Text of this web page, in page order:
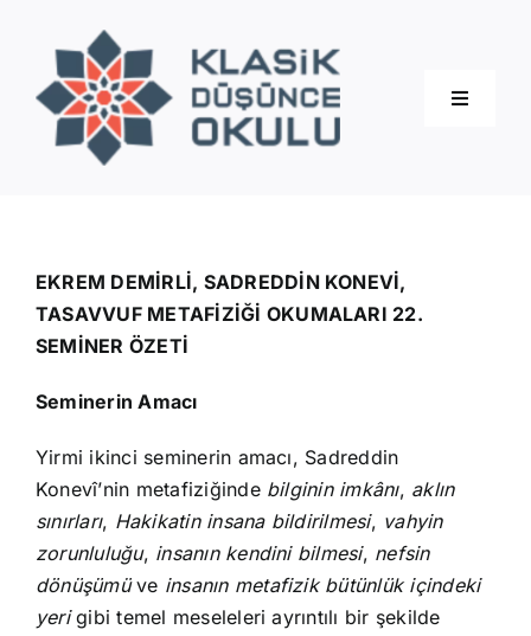
content
Toggle
Eğitimler
Blog
EKREM DEMİRLİ, SADREDDİN KONEVİ,
TASAVVUF METAFİZİĞİ OKUMALARI 22.
SEMİNER ÖZETİ
Seminerin Amacı
Yirmi ikinci seminerin amacı, Sadreddin
Konevî’nin metafiziğinde bilginin imkânı, aklın
sınırları, Hakikatin insana bildirilmesi, vahyin
zorunluluğu, insanın kendini bilmesi, nefsin
dönüşümüve insanın metafizik bütünlük içindeki
yerigibi temel meseleleri ayrıntılı bir şekilde